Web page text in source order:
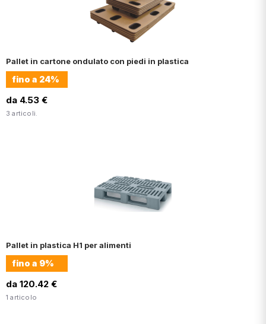
Pallet in cartone ondulato con piedi in plastica
fino a 24%
da 4.53 €
3 articoli.
Pallet in plastica H1 per alimenti
fino a 9%
da 120.42 €
1 articolo